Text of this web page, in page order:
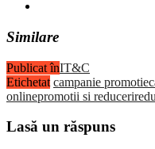
Similare
Publicat înIT&C
Etichetat campanie promotie
onlinepromotii si reduceri
Lasă un răspuns